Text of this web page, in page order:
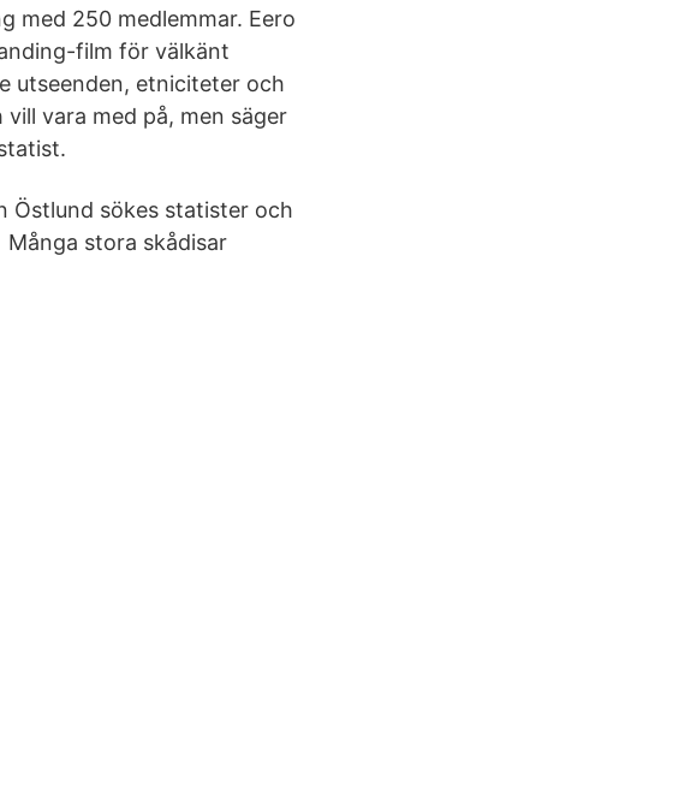
med 250 medlemmar. Eero
film för välkänt
utseenden, etniciteter och
vara med på, men säger
Östlund sökes statister och
stora skådisar